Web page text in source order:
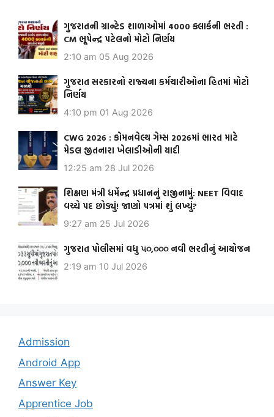
ગુજરાતની ગ્રાન્ટેડ શાળાઓમાં 4000 ક્લાર્કની ભરતી :
CM ભૂપેન્દ્ર પટેલનો મોટો નિર્ણય
2:10 am 05 Aug 2026
ગુજરાત સરકારનો રાજ્યના કર્મચારીઓના હિતમાં મોટો
નિર્ણય
4:10 pm 01 Aug 2026
CWG 2026 : કોમનવેલ્થ ગેમ્સ 2026માં ભારત માટે
મેડલ જીતનારા ખેલાડીઓની યાદી
12:25 am 28 Jul 2026
શિક્ષણ મંત્રી ધર્મેન્દ્ર પ્રધાનનું રાજીનામું: NEET વિવાદ
વચ્ચે પદ છોડ્યું! જાણો પત્રમાં શું લખ્યું?
9:27 am 25 Jul 2026
ગુજરાત પોલીસમાં વધુ ૫૦,૦૦૦ નવી ભરતીનું આયોજન
2:19 am 10 Jul 2026
Admission
Android App
Answer Key
Apprentice Job